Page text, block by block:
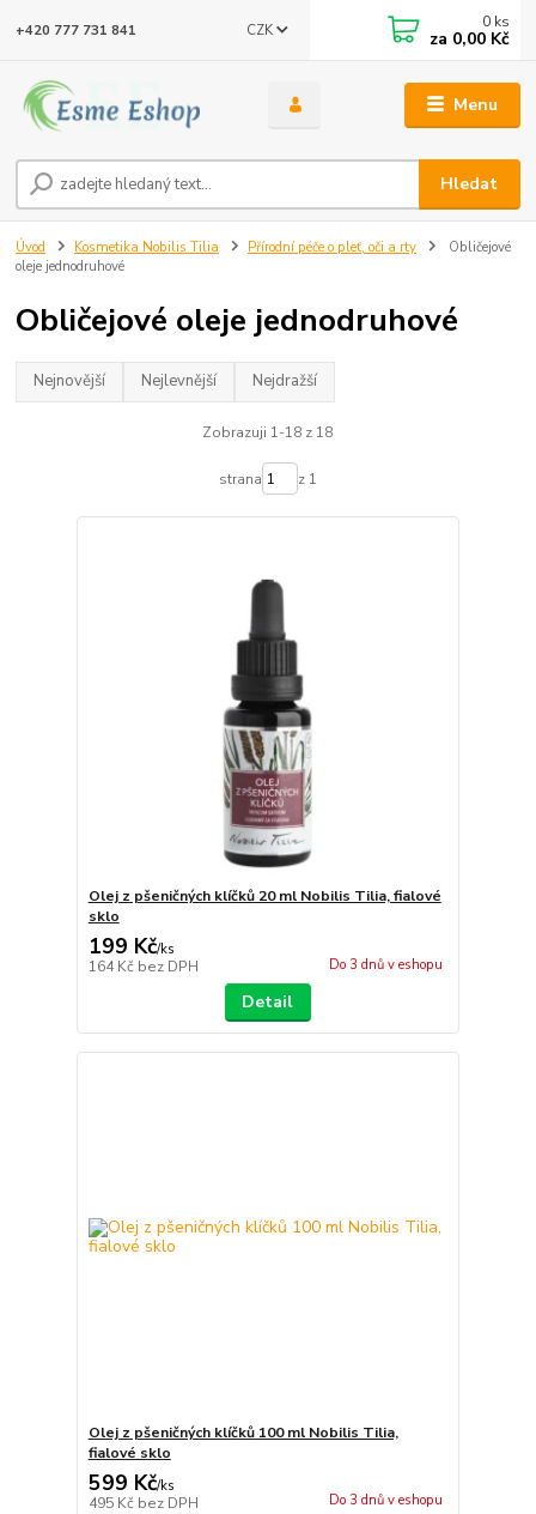
Menu
CZK
Hledat
+420 777 731 841 0 ks
za 0,00 Kč
Úvod Kosmetika Nobilis Tilia Přírodní péče o pleť, oči a rty
Obličejové
oleje jednodruhové
Obličejové oleje jednodruhové
Nejnovější Nejlevnější Nejdražší
Zobrazuji 1-18 z 18
strana z 1
Olej z pšeničných klíčků 20 ml Nobilis Tilia, fialové
sklo
199 Kč/ks
164 Kč bez DPH Do 3 dnů v eshopu
Detail
Olej z pšeničných klíčků 100 ml Nobilis Tilia,
fialové sklo
599 Kč/ks
495 Kč bez DPH Do 3 dnů v eshopu